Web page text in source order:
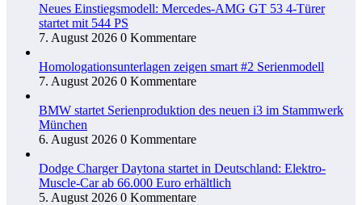
Neues Einstiegsmodell: Mercedes-AMG GT 53 4-Türer
startet mit 544 PS
7. August 2026 0 Kommentare
Homologationsunterlagen zeigen smart #2 Serienmodell
7. August 2026 0 Kommentare
BMW startet Serienproduktion des neuen i3 im Stammwerk
München
6. August 2026 0 Kommentare
Dodge Charger Daytona startet in Deutschland: Elektro-
Muscle-Car ab 66.000 Euro erhältlich
5. August 2026 0 Kommentare